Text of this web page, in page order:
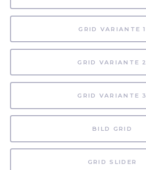
GRID VARIANTE 1
GRID VARIANTE 2
GRID VARIANTE 3
BILD GRID
GRID SLIDER